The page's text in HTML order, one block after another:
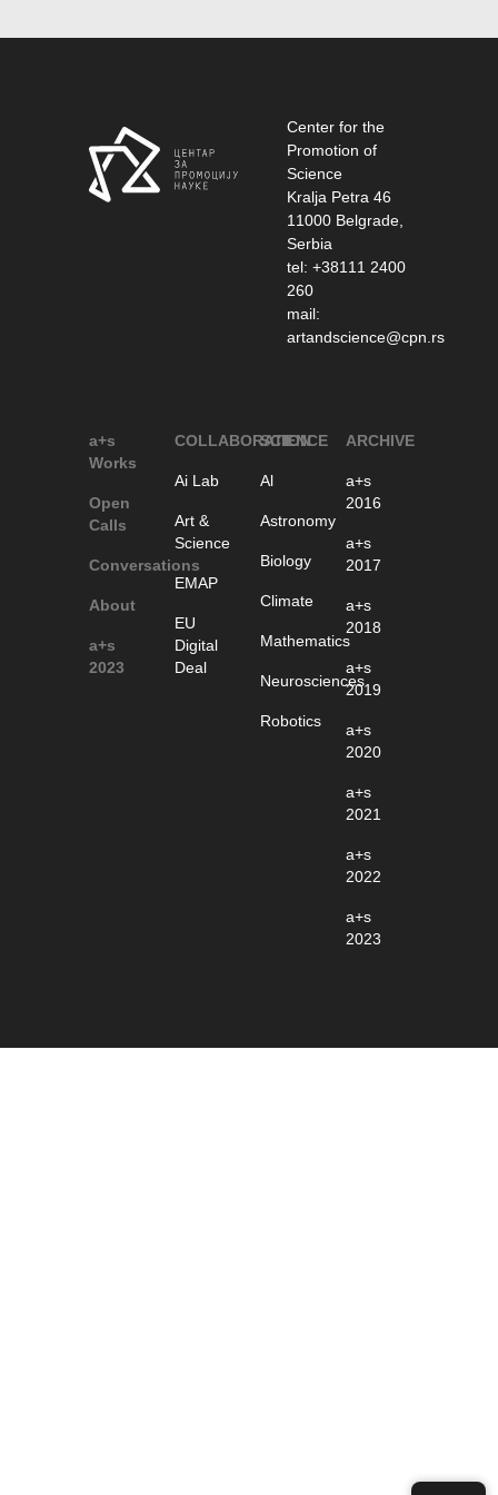
Center for the
Promotion of
Science
Kralja Petra 46
11000 Belgrade,
Serbia
tel: +38111 2400
260
mail:
artandscience@cpn.rs
a+s
Works
Open
Calls
Conversations
About
a+s
2023
COLLABORATION
Ai Lab
Art &
Science
EMAP
EU
Digital
Deal
SCIENCE
Al
Astronomy
Biology
Climate
Mathematics
Neurosciences
Robotics
ARCHIVE
a+s
2016
a+s
2017
a+s
2018
a+s
2019
a+s
2020
a+s
2021
a+s
2022
a+s
2023